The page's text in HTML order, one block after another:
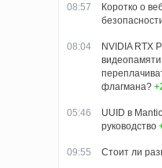
08:57
Коротко о
08:04
NVIDIA RTX
флагмана?
05:46
UUID в
руководство
09:55 Стоит ли